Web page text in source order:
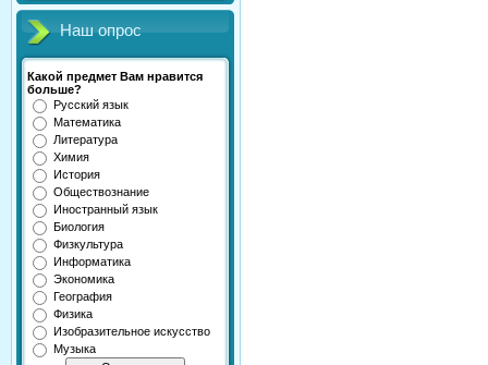
Наш опрос
Какой предмет Вам нравится
больше?
Русский язык
Математика
Литература
Химия
История
Обществознание
Иностранный язык
Биология
Физкультура
Информатика
Экономика
География
Физика
Изобразительное искусство
Музыка